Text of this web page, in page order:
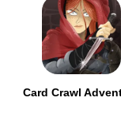
Card Crawl